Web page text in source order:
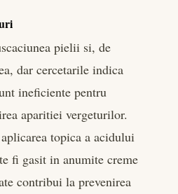
pielii si, de
dar cercetarile indica
ineficiente pentru
aparitiei vergeturilor.
topica a acidului
fi gasit in anumite creme
contribui la prevenirea